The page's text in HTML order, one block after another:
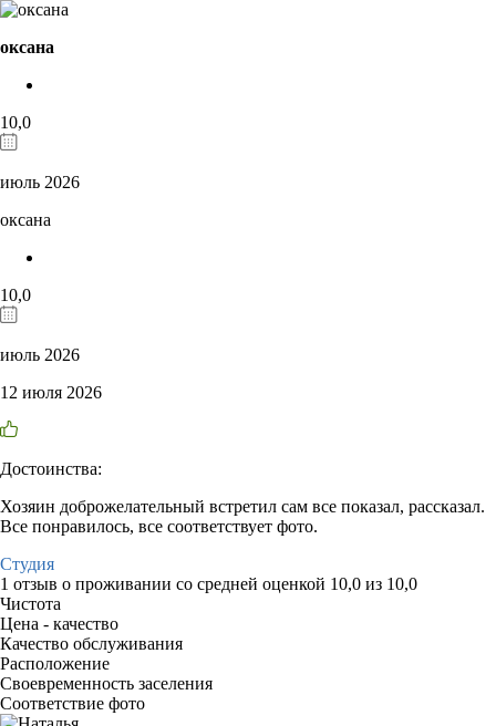
оксана
10,0
июль 2026
оксана
10,0
июль 2026
12 июля 2026
Достоинства:
Хозяин доброжелательный встретил сам все показал, рассказал.
Все понравилось, все соответствует фото.
Студия
1 отзыв о проживании со средней оценкой 10,0 из 10,0
Чистота
Цена - качество
Качество обслуживания
Расположение
Своевременность заселения
Соответствие фото